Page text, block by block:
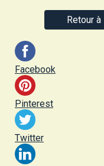
Retour
Facebook
Pinterest
Twitter